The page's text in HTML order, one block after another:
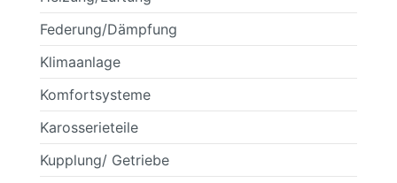
Federung/Dämpfung
Klimaanlage
Komfortsysteme
Karosserieteile
Kupplung/ Getriebe